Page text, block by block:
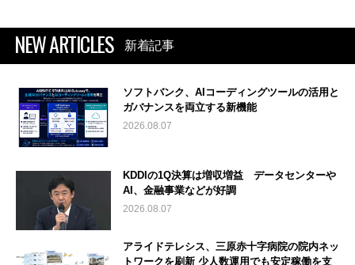
NEW ARTICLES 新着記事
ソフトバンク、AIコーディングツールの活用と
ガバナンスを両立する新機能
2026.08.07
KDDIの1Q決算は増収増益 データセンターや
AI、金融事業などが好調
2026.08.07
アライドテレシス、三原赤十字病院の院内ネッ
トワークを刷新 少人数運用でも安定稼働を支